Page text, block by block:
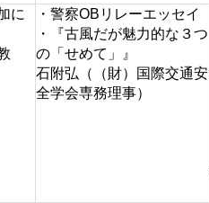
に
・警察OBリレーエッセイ
・『古風だが魅力的な３つ
の「せめて」』
石附弘（（財）国際交通安
全学会専務理事）